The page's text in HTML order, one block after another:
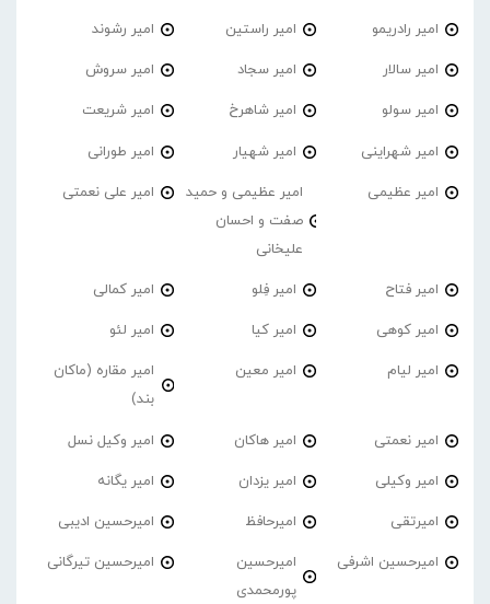
امیر رادریمو امیر راستین امیر رشوند
امیر سالار امیر سجاد امیر سروش
امیر سولو امیر شاهرخ امیر شریعت
امیر شهراینی امیر شهیار امیر طورانی
امیر عظیمی
امیر عظیمی و حمید
صفت و احسان
علیخانی
امیر علی نعمتی
امیر فتاح امیر فِلو امیر کمالی
امیر کوهی امیر کیا امیر لئو
امیر لیام امیر معین
امیر مقاره (ماکان
بند)
امیر نعمتی امیر هاکان امیر وکیل نسل
امیر وکیلی امیر یزدان امیر یگانه
امیرتقی امیرحافظ امیرحسین ادیبی
امیرحسین اشرفی
امیرحسین
پورمحمدی
امیرحسین تیرگانی